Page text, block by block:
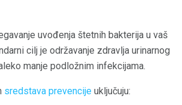
uvođenja štetnih bakterija u vaš
cilj je održavanje zdravlja urinarnog
manje podložnim infekcijama.
sredstava prevencije uključuju: